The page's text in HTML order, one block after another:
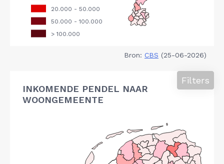
Bron: CBS (25-06-2026)
INKOMENDE PENDEL NAAR
WOONGEMEENTE
Filters